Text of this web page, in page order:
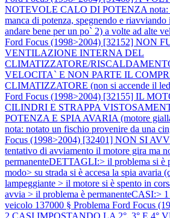
NOTEVOLE CALO DI POTENZA nota:
manca di potenza, spegnendo e
andare bene per un po` 2) a volte ad alte
Ford Focus (1998>2004) [32152] NON
VENTILAZIONE INTERNA DEL
CLIMATIZZATORE/
VELOCITA` E NON PARTE IL
CLIMATIZZATORE (non si accende il led
Ford Focus (1998>2004) [32155] IL
CILINDRI E STRAPPA
POTENZA E SPIA AVARIA (motore
nota: notato un fischio provenire da una
Focus (1998>2004) [32401] NON SI
tentativo di avviamento il motore gira ma
permanenteDETTAGLI:> il problema si è
modo> su strada si è accesa la spia avaria
lampeggiante > il motore si è spento in
avvia > il problema è permanenteCASI:>
veicolo 137000 § Problema Ford Focus
2 CASI IMPOSTANDO LA 2°, 3° E 4°